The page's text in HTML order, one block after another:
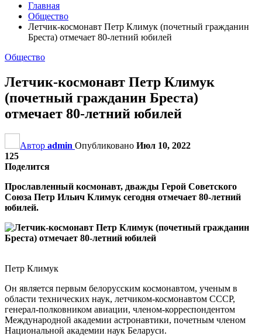
Главная
Общество
Летчик-космонавт Петр Климук (почетный гражданин
Бреста) отмечает 80-летний юбилей
Общество
Летчик-космонавт Петр Климук
(почетный гражданин Бреста)
отмечает 80-летний юбилей
Автор admin Опубликовано Июл 10, 2022
125
Поделится
Прославленный космонавт, дважды Герой Советского
Союза Петр Ильич Климук сегодня отмечает 80-летний
юбилей.
Петр Климук
Он является первым белорусским космонавтом, ученым в
области технических наук, летчиком-космонавтом СССР,
генерал-полковником авиации, членом-корреспондентом
Международной академии астронавтики, почетным членом
Национальной академии наук Беларуси.